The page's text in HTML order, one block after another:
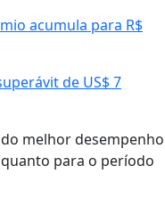
acumula para R$
de US$ 7
melhor desempenho
para o período